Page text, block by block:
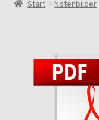
Cookie-Richtlinie
Start Notenbilder